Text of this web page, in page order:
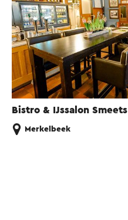
Bistro & IJssalon Smeets
Merkelbeek